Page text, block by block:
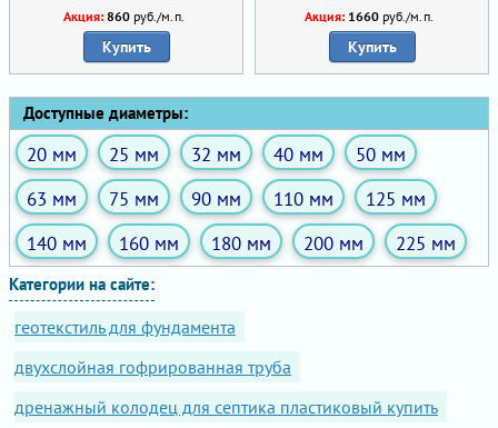
Акция: 860руб./м.п.
Купить
Акция: 1660 руб./м.п.
Купить
Доступные диаметры:
20 мм 25 мм 32 мм 40 мм
50 мм
63 мм
75 мм 90 мм 110 мм
125 мм
140 мм
160 мм 180 мм 200 мм 225 мм
Категории на сайте:
геотекстиль для фундамента
двухслойная гофрированная труба
дренажный колодец для септика пластиковый купить